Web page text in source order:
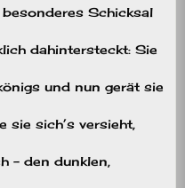
Schicksal
dahintersteckt: Sie
und nun gerät sie
sie sich’s versieht,
– den dunklen,